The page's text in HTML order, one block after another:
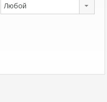
Любой